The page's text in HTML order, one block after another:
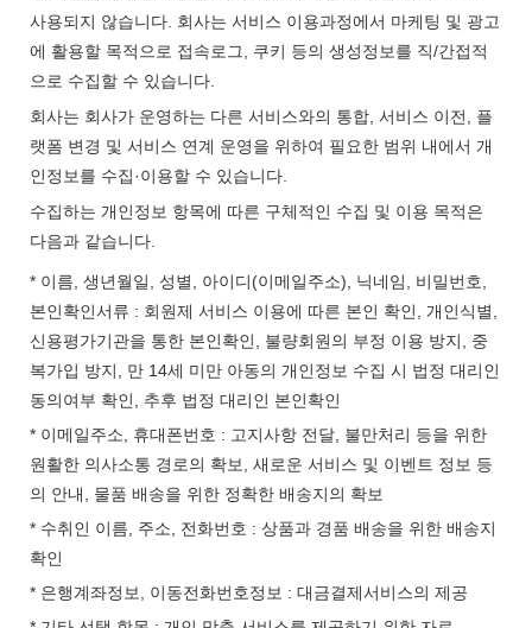
사용되지 않습니다. 회사는 서비스 이용과정에서 마케팅 및 광고
에 활용할 목적으로 접속로그, 쿠키 등의 생성정보를 직/간접적
으로 수집할 수 있습니다.
회사는 회사가 운영하는 다른 서비스와의 통합, 서비스 이전, 플
랫폼 변경 및 서비스 연계 운영을 위하여 필요한 범위 내에서 개
인정보를 수집·이용할 수 있습니다.
수집하는 개인정보 항목에 따른 구체적인 수집 및 이용 목적은
다음과 같습니다.
* 이름, 생년월일, 성별, 아이디(이메일주소), 닉네임, 비밀번호,
본인확인서류 : 회원제 서비스 이용에 따른 본인 확인, 개인식별,
신용평가기관을 통한 본인확인, 불량회원의 부정 이용 방지, 중
복가입 방지, 만 14세 미만 아동의 개인정보 수집 시 법정 대리인
동의여부 확인, 추후 법정 대리인 본인확인
* 이메일주소, 휴대폰번호 : 고지사항 전달, 불만처리 등을 위한
원활한 의사소통 경로의 확보, 새로운 서비스 및 이벤트 정보 등
의 안내, 물품 배송을 위한 정확한 배송지의 확보
* 수취인 이름, 주소, 전화번호 : 상품과 경품 배송을 위한 배송지
확인
* 은행계좌정보, 이동전화번호정보 : 대금결제서비스의 제공